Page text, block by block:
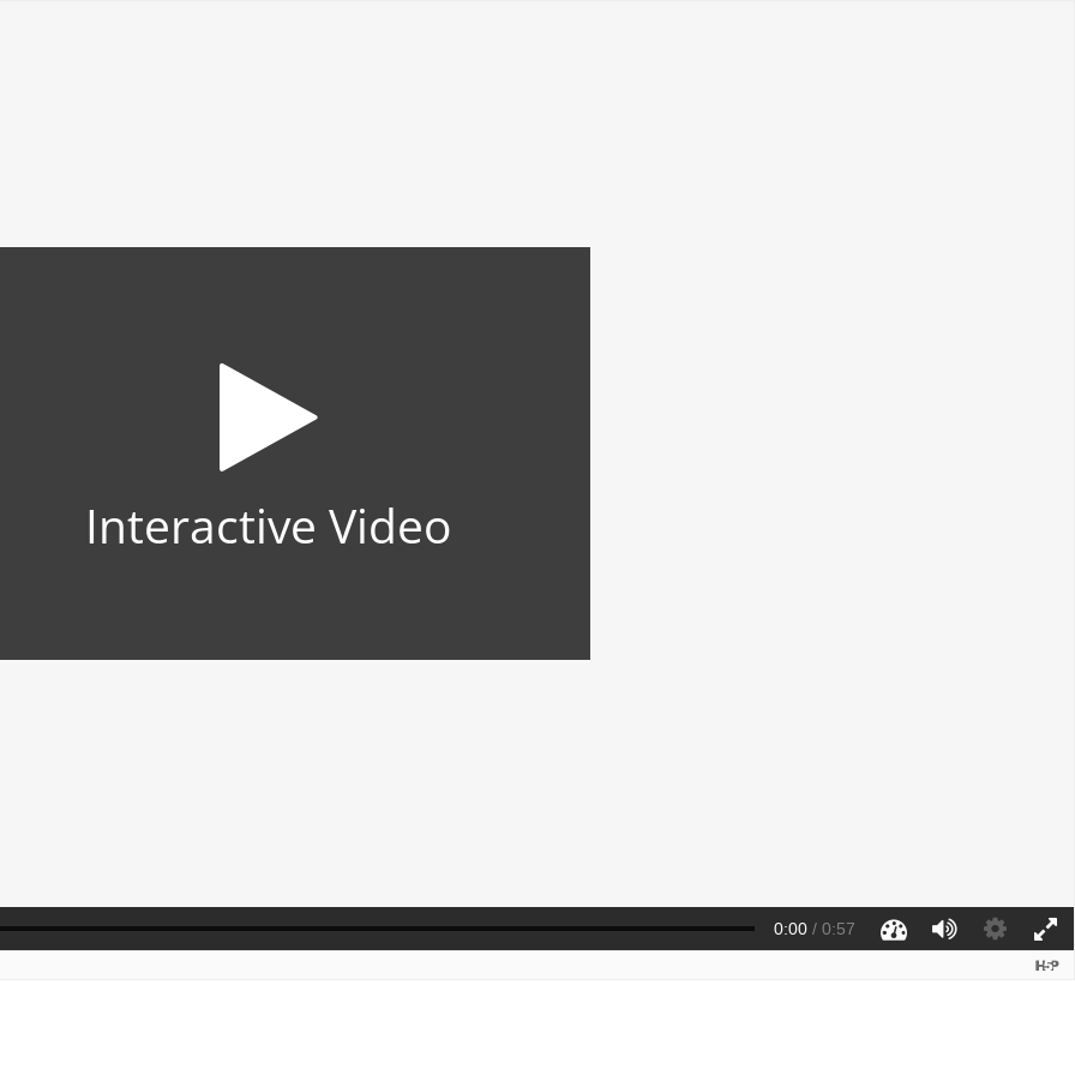
Interactive Video
0:00 / 0:57